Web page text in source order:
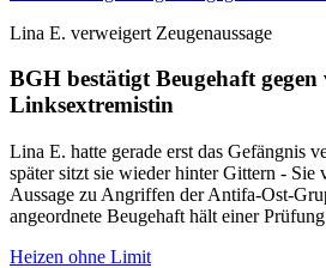
Lina E. verweigert Zeugenaussage
BGH bestätigt Beugehaft
Linksextremistin
Lina E. hatte gerade erst das Gefängnis
später sitzt sie wieder hinter Gittern -
Aussage zu Angriffen der Antifa-Ost-
angeordnete Beugehaft hält einer
Heizen ohne Limit